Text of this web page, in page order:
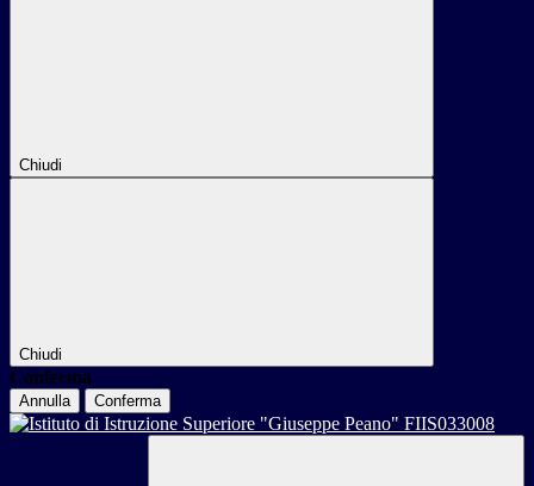
Chiudi
Chiudi
Conferma
Annulla Conferma